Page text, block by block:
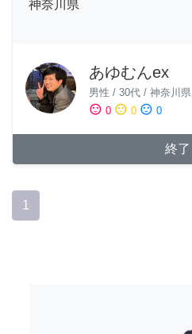
神奈川県
あゆむんex
男性 / 30代 / 神奈川県
sentiment_satisfied 0 sentiment_neutral 0 sentiment_dissatisfied 0
終了
1